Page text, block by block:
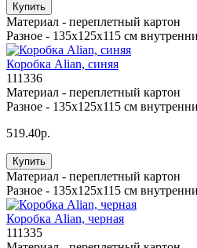
Купить
Материал - переплетный картон
Разное - 135х125х115 см
Коробка Alian, синяя
111336
Материал - переплетный картон
Разное - 135х125х115 см
519.40р.
Купить
Материал - переплетный картон
Разное - 135х125х115 см
Коробка Alian, черная
111335